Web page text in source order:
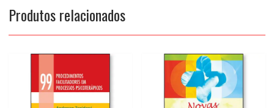
Produtos relacionados